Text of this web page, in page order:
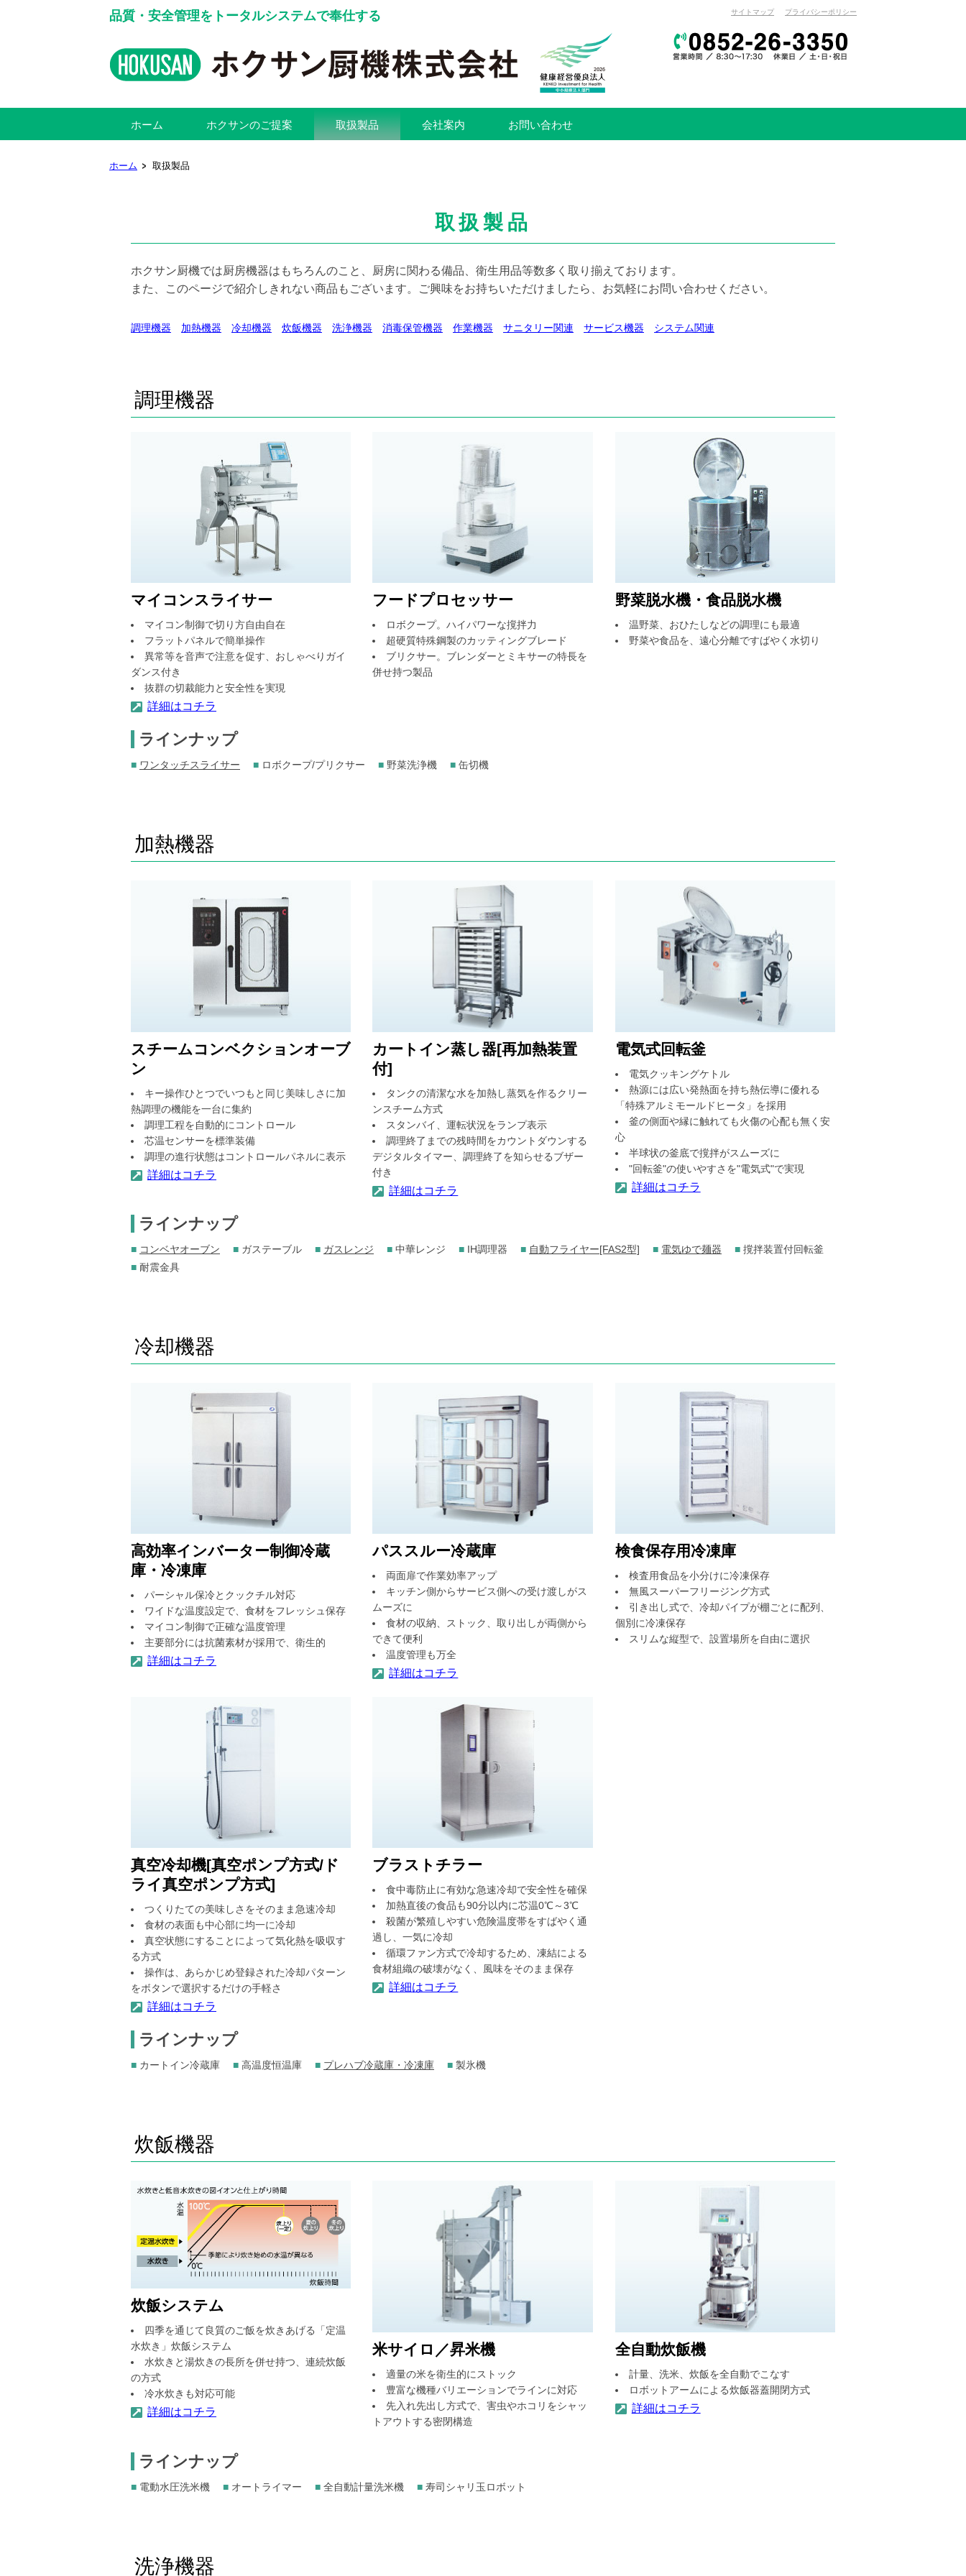
品質・安全管理をトータルシステムで奉仕する サイトマップ プライバシーポリシー
ホーム ホクサンのご提案 取扱製品 会社案内 お問い合わせ
ホーム 取扱製品
取扱製品
ホクサン厨機では厨房機器はもちろんのこと、厨房に関わる備品、衛生用品等数多く取り揃えております。
また、このページで紹介しきれない商品もございます。ご興味をお持ちいただけましたら、お気軽にお問い合わせください。
調理機器 加熱機器 冷却機器 炊飯機器 洗浄機器 消毒保管機器 作業機器 サニタリー関連 サービス機器 システム関連
調理機器
マイコンスライサー
マイコン制御で切り方自由自在
フラットパネルで簡単操作
異常等を音声で注意を促す、おしゃべりガイ
ダンス付き
抜群の切裁能力と安全性を実現
詳細はコチラ
フードプロセッサー
ロボクープ。ハイパワーな撹拌力
超硬質特殊鋼製のカッティングブレード
ブリクサー。ブレンダーとミキサーの特長を
併せ持つ製品
野菜脱水機・食品脱水機
温野菜、おひたしなどの調理にも最適
野菜や食品を、遠心分離ですばやく水切り
ラインナップ
■ ワンタッチスライサー ■ ロボクープ/プリクサー ■ 野菜洗浄機 ■ 缶切機
加熱機器
スチームコンベクションオーブ
ン
キー操作ひとつでいつもと同じ美味しさに加
熱調理の機能を一台に集約
調理工程を自動的にコントロール
芯温センサーを標準装備
調理の進行状態はコントロールパネルに表示
詳細はコチラ
カートイン蒸し器[再加熱装置
付]
タンクの清潔な水を加熱し蒸気を作るクリー
ンスチーム方式
スタンバイ、運転状況をランプ表示
調理終了までの残時間をカウントダウンする
デジタルタイマー、調理終了を知らせるブザー
付き
詳細はコチラ
電気式回転釜
電気クッキングケトル
熱源には広い発熱面を持ち熱伝導に優れる
「特殊アルミモールドヒータ」を採用
釜の側面や縁に触れても火傷の心配も無く安
心
半球状の釜底で撹拌がスムーズに
"回転釜"の使いやすさを"電気式"で実現
詳細はコチラ
ラインナップ
■ コンベヤオーブン ■ ガステーブル ■ ガスレンジ ■ 中華レンジ ■ IH調理器 ■ 自動フライヤー[FAS2型] ■ 電気ゆで麺器 ■ 撹拌装置付回転釜
■ 耐震金具
冷却機器
高効率インバーター制御冷蔵
庫・冷凍庫
パーシャル保冷とクックチル対応
ワイドな温度設定で、食材をフレッシュ保存
マイコン制御で正確な温度管理
主要部分には抗菌素材が採用で、衛生的
詳細はコチラ
パススルー冷蔵庫
両面扉で作業効率アップ
キッチン側からサービス側への受け渡しがス
ムーズに
食材の収納、ストック、取り出しが両側から
できて便利
温度管理も万全
詳細はコチラ
検食保存用冷凍庫
検査用食品を小分けに冷凍保存
無風スーパーフリージング方式
引き出し式で、冷却パイプが棚ごとに配列、
個別に冷凍保存
スリムな縦型で、設置場所を自由に選択
真空冷却機[真空ポンプ方式/ド
ライ真空ポンプ方式]
つくりたての美味しさをそのまま急速冷却
食材の表面も中心部に均一に冷却
真空状態にすることによって気化熱を吸収す
る方式
操作は、あらかじめ登録された冷却パターン
をボタンで選択するだけの手軽さ
詳細はコチラ
ブラストチラー
食中毒防止に有効な急速冷却で安全性を確保
加熱直後の食品も90分以内に芯温0℃～3℃
殺菌が繁殖しやすい危険温度帯をすばやく通
過し、一気に冷却
循環ファン方式で冷却するため、凍結による
食材組織の破壊がなく、風味をそのまま保存
詳細はコチラ
ラインナップ
■ カートイン冷蔵庫 ■ 高温度恒温庫 ■ プレハブ冷蔵庫・冷凍庫 ■ 製氷機
炊飯機器
炊飯システム
四季を通じて良質のご飯を炊きあげる「定温
水炊き」炊飯システム
水炊きと湯炊きの長所を併せ持つ、連続炊飯
の方式
冷水炊きも対応可能
詳細はコチラ
米サイロ／昇米機
適量の米を衛生的にストック
豊富な機種バリエーションでラインに対応
先入れ先出し方式で、害虫やホコリをシャッ
トアウトする密閉構造
全自動炊飯機
計量、洗米、炊飯を全自動でこなす
ロボットアームによる炊飯器蓋開閉方式
詳細はコチラ
ラインナップ
■ 電動水圧洗米機 ■ オートライマー ■ 全自動計量洗米機 ■ 寿司シャリ玉ロボット
洗浄機器